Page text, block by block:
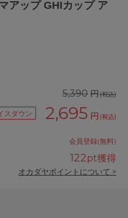
アップ GHIカップ ア
5,390 円(税込)
スダウン 2,695 円 (税込)
会員登録(無料)
122pt獲得
オカダヤポイントについて >